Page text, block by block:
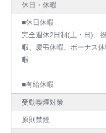
休日・休暇
■休日休暇
完全週休2日制(土・日)、
暇、慶弔休暇、ボーナス
暇
■有給休暇
受動喫煙対策
原則禁煙